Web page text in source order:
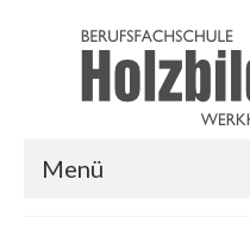
Menü